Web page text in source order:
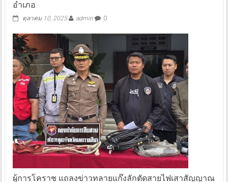
อำเภอ
ตุลาคม 10, 2025 admin 0
ผู้การโคราช แถลงข่าวทลายแก๊งลักตัดสายไฟเสาสัญญาณ